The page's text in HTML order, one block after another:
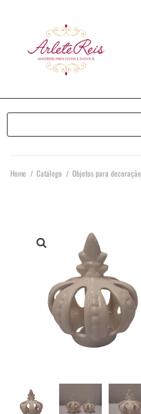
Home / Catálogo / Objetos para decoração